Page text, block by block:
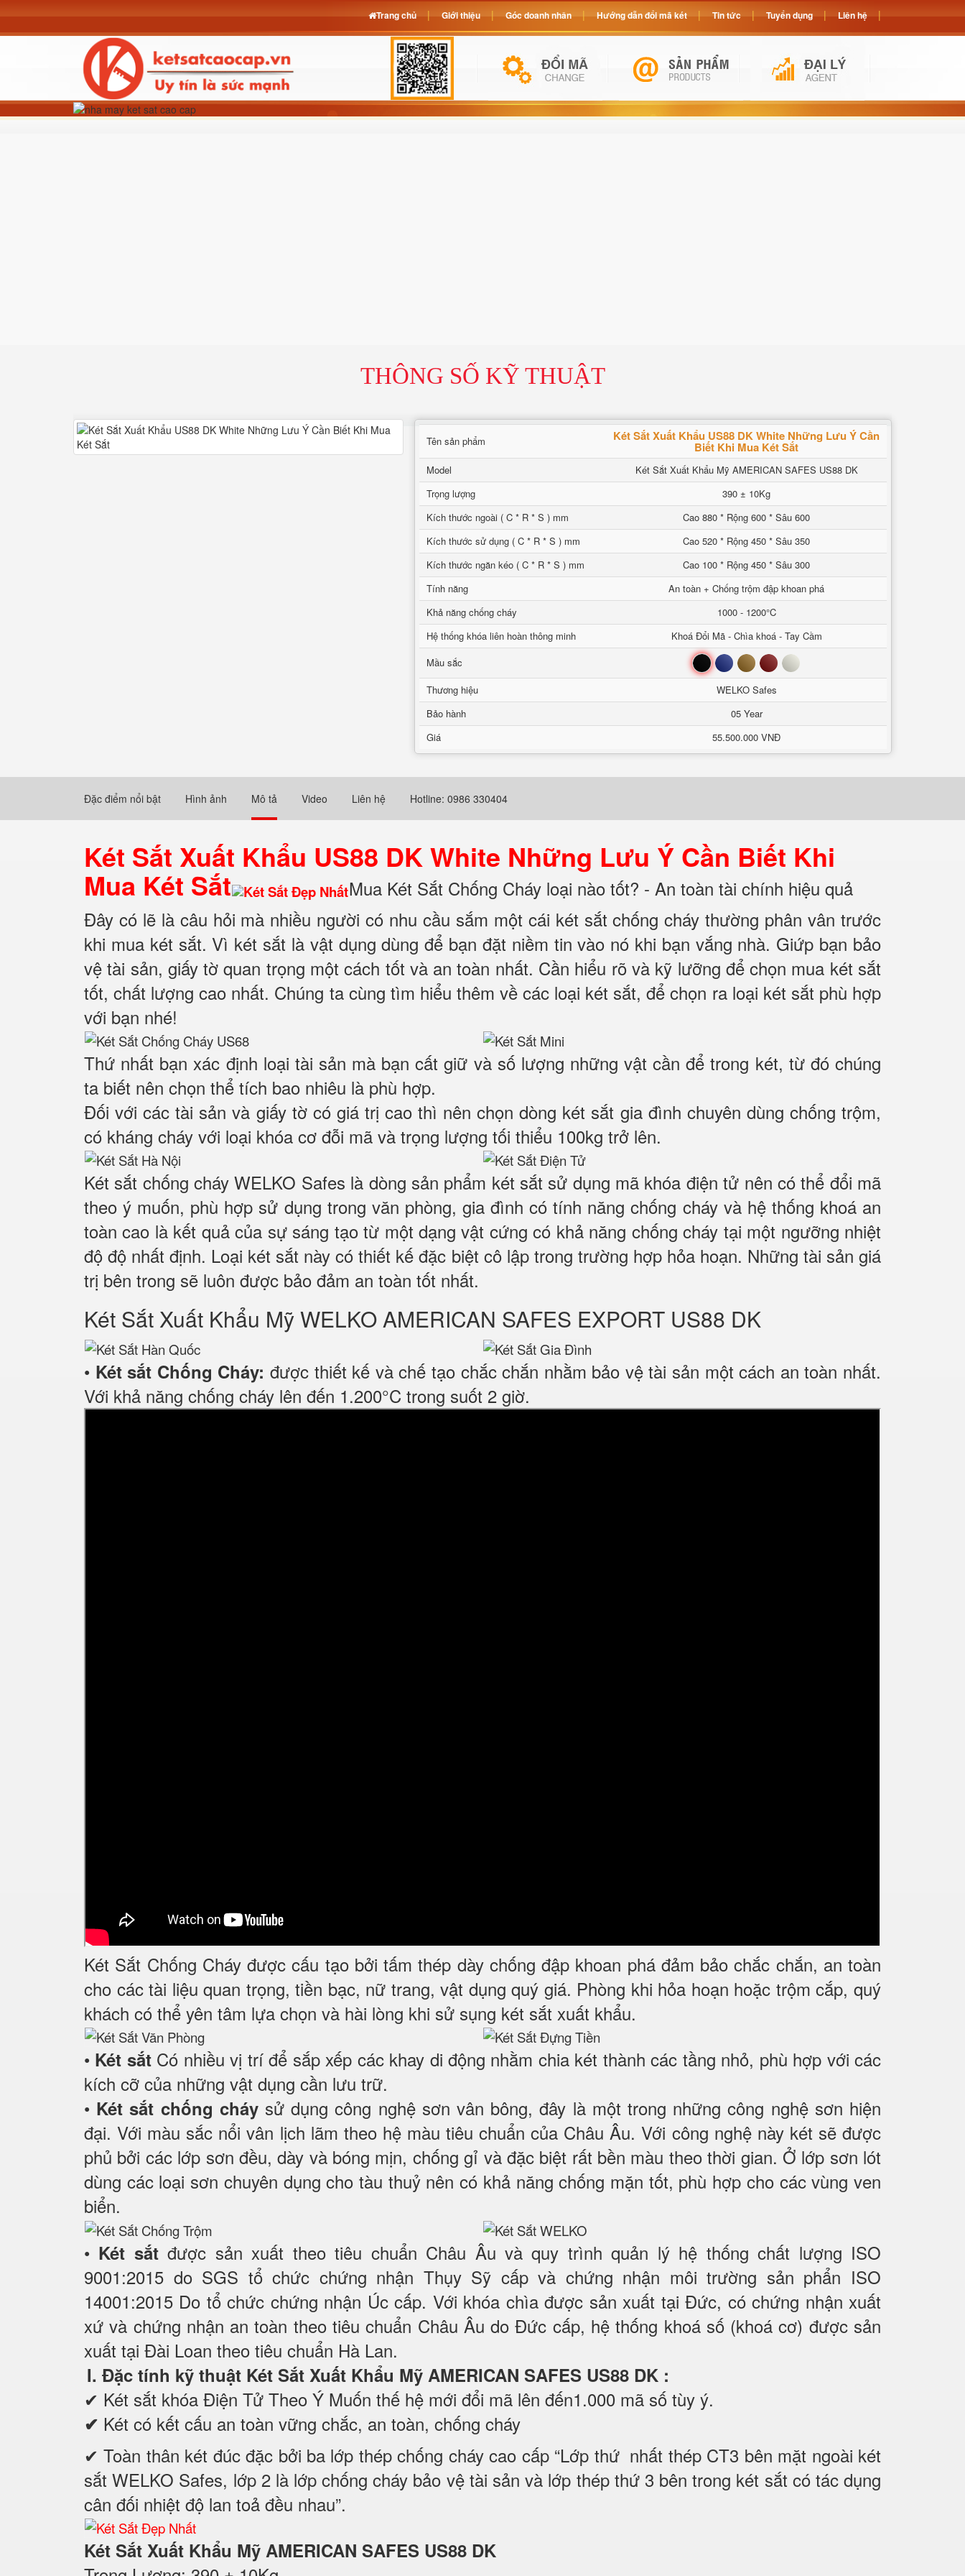
THÔNG SỐ KỸ THUẬT
Tên sản phẩm Két Sắt Xuất Khẩu US88 DK White Những Lưu Ý Cần
Biết Khi Mua Két Sắt
Model
Két Sắt Xuất Khẩu Mỹ AMERICAN SAFES US88 DK
Trọng lượng
390 ± 10Kg
Kích thước ngoài ( C * R * S ) mm
Cao 880 * Rộng 600 * Sâu 600
Kích thước sử dụng ( C * R * S ) mm
Cao 520 * Rộng 450 * Sâu 350
Kích thước ngăn kéo ( C * R * S ) mm
Cao 100 * Rộng 450 * Sâu 300
Tính năng
An toàn + Chống trộm đập khoan phá
Khả năng chống cháy
1000 - 1200°C
Hệ thống khóa liên hoàn thông minh
Khoá Đổi Mã - Chìa khoá - Tay Cầm
Mầu sắc
Đen Xanh Nâu Đỏ Trắng
Thương hiệu
WELKO Safes
Bảo hành
05 Year
Giá
55.500.000 VNĐ
Đặc điểm nổi bật Hình ảnh Mô tả Video Liên hệ Hotline: 0986 330404
Két Sắt Xuất Khẩu US88 DK White Những Lưu Ý Cần Biết Khi
Mua Két Sắt
Mua Két Sắt Chống Cháy loại nào tốt? - An toàn tài chính hiệu quả
Đây có lẽ là câu hỏi mà nhiều người có nhu cầu sắm một cái két sắt chống cháy thường phân vân trước
khi mua két sắt. Vì két sắt là vật dụng dùng để bạn đặt niềm tin vào nó khi bạn vắng nhà. Giứp bạn bảo
vệ tài sản, giấy tờ quan trọng một cách tốt và an toàn nhất. Cần hiểu rõ và kỹ lưỡng để chọn mua két sắt
tốt, chất lượng cao nhất. Chúng ta cùng tìm hiểu thêm về các loại két sắt, để chọn ra loại két sắt phù hợp
với bạn nhé!
Thứ nhất bạn xác định loại tài sản mà bạn cất giữ và số lượng những vật cần để trong két, từ đó chúng
ta biết nên chọn thể tích bao nhiêu là phù hợp.
Đối với các tài sản và giấy tờ có giá trị cao thì nên chọn dòng két sắt gia đình chuyên dùng chống trộm,
có kháng cháy với loại khóa cơ đỗi mã và trọng lượng tối thiểu 100kg trở lên.
Két sắt chống cháy WELKO Safes là dòng sản phẩm két sắt sử dụng mã khóa điện tử nên có thể đổi mã
theo ý muốn, phù hợp sử dụng trong văn phòng, gia đình có tính năng chống cháy và hệ thống khoá an
toàn cao là kết quả của sự sáng tạo từ một dạng vật cứng có khả năng chống cháy tại một ngưỡng nhiệt
độ độ nhất định. Loại két sắt này có thiết kế đặc biệt cô lập trong trường hợp hỏa hoạn. Những tài sản giá
trị bên trong sẽ luôn được bảo đảm an toàn tốt nhất.
Két Sắt Xuất Khẩu Mỹ WELKO AMERICAN SAFES EXPORT US88 DK
• Két sắt Chống Cháy: được thiết kế và chế tạo chắc chắn nhằm bảo vệ tài sản một cách an toàn nhất.
Với khả năng chống cháy lên đến 1.200°C trong suốt 2 giờ.
Két Sắt Chống Cháy được cấu tạo bởi tấm thép dày chống đập khoan phá đảm bảo chắc chắn, an toàn
cho các tài liệu quan trọng, tiền bạc, nữ trang, vật dụng quý giá. Phòng khi hỏa hoạn hoặc trộm cắp, quý
khách có thể yên tâm lựa chọn và hài lòng khi sử sụng két sắt xuất khẩu.
• Két sắtCó nhiều vị trí để sắp xếp các khay di động nhằm chia két thành các tầng nhỏ, phù hợp với các
kích cỡ của những vật dụng cần lưu trữ.
• Két sắt chống cháysử dụng công nghệ sơn vân bông, đây là một trong những công nghệ sơn hiện
đại. Với màu sắc nổi vân lịch lãm theo hệ màu tiêu chuẩn của Châu Âu. Với công nghệ này két sẽ được
phủ bởi các lớp sơn đều, dày và bóng mịn, chống gỉ và đặc biệt rất bền màu theo thời gian. Ở lớp sơn lót
dùng các loại sơn chuyên dụng cho tàu thuỷ nên có khả năng chống mặn tốt, phù hợp cho các vùng ven
biển.
• Két sắtđược sản xuất theo tiêu chuẩn Châu Âu và quy trình quản lý hệ thống chất lượng ISO
9001:2015 do SGS tổ chức chứng nhận Thụy Sỹ cấp và chứng nhận môi trường sản phẩn ISO
14001:2015 Do tổ chức chứng nhận Úc cấp. Với khóa chìa được sản xuất tại Đức, có chứng nhận xuất
xứ và chứng nhận an toàn theo tiêu chuẩn Châu Âu do Đức cấp, hệ thống khoá số (khoá cơ) được sản
xuất tại Đài Loan theo tiêu chuẩn Hà Lan.
I. Đặc tính kỹ thuật Két Sắt Xuất Khẩu Mỹ AMERICAN SAFES US88 DK :
✔ Két sắt khóa Điện Tử Theo Ý Muốn thế hệ mới đổi mã lên đến1.000 mã số tùy ý.
✔ Két có kết cấu an toàn vững chắc, an toàn, chống cháy
✔ Toàn thân két đúc đặc bởi ba lớp thép chống cháy cao cấp “Lớp thứ nhất thép CT3 bên mặt ngoài két
sắt WELKO Safes, lớp 2 là lớp chống cháy bảo vệ tài sản và lớp thép thứ 3 bên trong két sắt có tác dụng
cân đối nhiệt độ lan toả đều nhau”.
Két Sắt Xuất Khẩu Mỹ AMERICAN SAFES US88 DK
Trang chủ Giới thiệu Góc doanh nhân Hướng dẫn đổi mã két Tin tức Tuyển dụng Liên hệ